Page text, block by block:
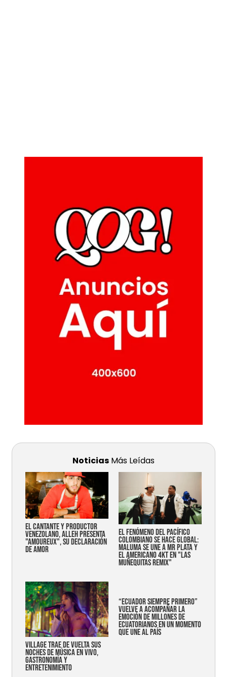
Noticias Más Leídas
EL CANTANTE Y PRODUCTOR
VENEZOLANO, ALLEH PRESENTA
"AMOUREUX", SU DECLARACIÓN
DE AMOR
EL FENÓMENO DEL PACÍFICO
COLOMBIANO SE HACE GLOBAL:
MALUMA SE UNE A MR PLATA Y
EL AMERICANO 4KT EN "LAS
MUÑEQUITAS REMIX"
Village trae de vuelta sus
noches de música en vivo,
gastronomía y
entretenimiento
“Ecuador siempre primero”
vuelve a acompañar la
emoción de millones de
ecuatorianos en un momento
que une al país